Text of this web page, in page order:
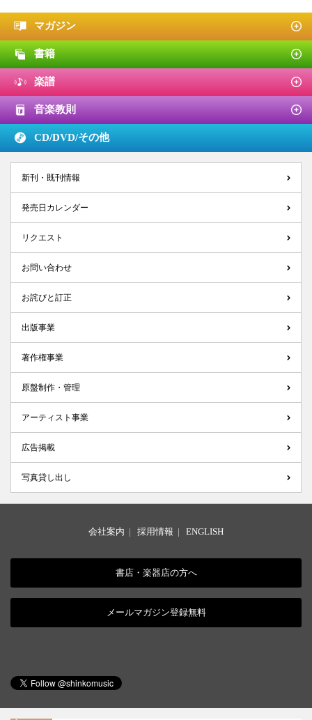
マガジン
書籍
楽譜
音楽教則
CD/DVD/その他
新刊・既刊情報
発売日カレンダー
リクエスト
お問い合わせ
お詫びと訂正
出版事業
著作権事業
原盤制作・管理
アーティスト事業
広告掲載
写真貸し出し
会社案内 | 採用情報 | ENGLISH
書店・楽器店の方へ
メールマガジン登録無料